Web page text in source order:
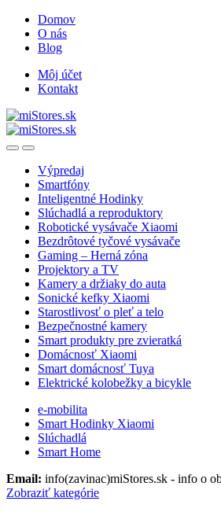
Skip
navigation
Skip
content
Domov
O nás
Blog
Môj účet
Kontakt
OpenClose
Výpredaj
Smartfóny
Inteligentné Hodinky
Slúchadlá a reproduktory
Robotické vysávače Xiaomi
Bezdrôtové tyčové vysávače
Gaming – Herná zóna
Projektory a TV
Kamery a držiaky do auta
Sonické kefky Xiaomi
Starostlivosť o pleť a telo
Bezpečnostné kamery
Smart produkty pre zvieratká
Domácnosť Xiaomi
Smart domácnosť Tuya
Elektrické kolobežky a bicykle
e-mobilita
Smart Hodinky Xiaomi
Slúchadlá
Smart Home
Email: info(zavinac)miStores.sk - info o
Zobraziť kategórie